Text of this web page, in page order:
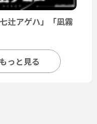
辻アゲハ」「凪霧
っと見る